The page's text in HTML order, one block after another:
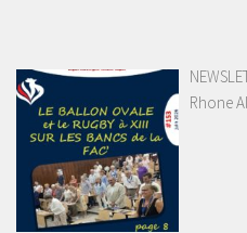
Rhone